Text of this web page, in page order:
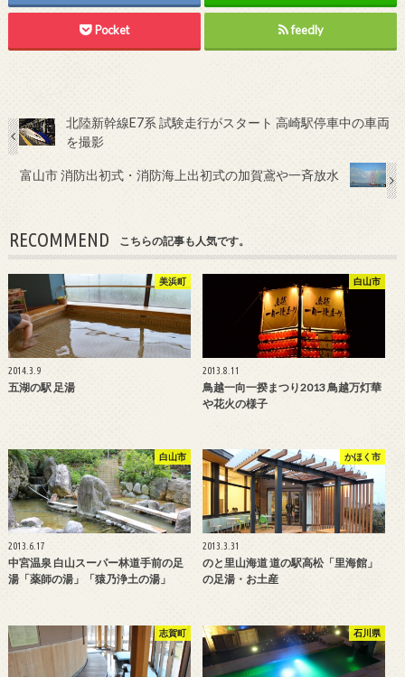
Pocket feedly
北陸新幹線E7系 試験走行がスタート 高崎駅停車中の車両
を撮影
富山市 消防出初式・消防海上出初式の加賀鳶や一斉放水
RECOMMEND こちらの記事も人気です。
美浜町
2014.3.9
五湖の駅 足湯
白山市
2013.8.11
鳥越一向一揆まつり2013 鳥越万灯華
や花火の様子
白山市
2013.6.17
中宮温泉 白山スーパー林道手前の足
湯「薬師の湯」「猿乃浄土の湯」
かほく市
2013.3.31
のと里山海道 道の駅高松「里海館」
の足湯・お土産
志賀町 石川県